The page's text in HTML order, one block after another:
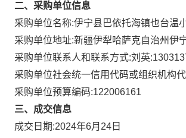
二、采购单位信息
采购单位名称:伊宁县巴依托海镇也台温
采购单位地址:新疆伊犁哈萨克自治州伊
采购单位联系人和联系方式:刘英
采购单位社会统一信用代码或组织机构
采购单位预算编码:122006161
三、成交信息
成交日期:2024年6月24日